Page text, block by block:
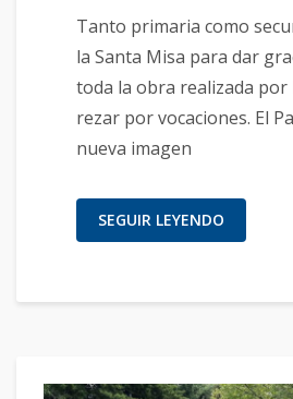
Tanto primaria como
la Santa Misa para dar
toda la obra realizada por
rezar por vocaciones. El
nueva imagen
SEGUIR LEYENDO